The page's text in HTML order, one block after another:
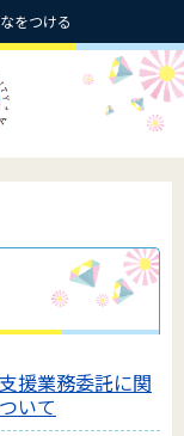
をつける
援業務委託に関
いて